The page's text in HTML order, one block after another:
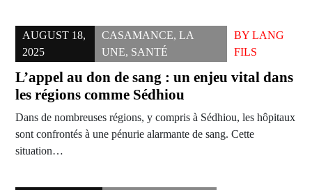
AUGUST 18,
2025
CASAMANCE, LA
UNE, SANTÉ
BY LANG
FILS
L’appel au don de sang : un enjeu vital dans
les régions comme Sédhiou
Dans de nombreuses régions, y compris à Sédhiou, les hôpitaux
sont confrontés à une pénurie alarmante de sang. Cette
situation…